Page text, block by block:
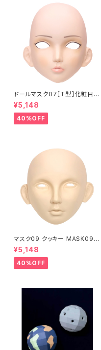
ドールマスク07［T型］化粧目穴
処理済 MASK07 [DOLL T] O
pening eye hole and make
up
¥5,148
40%OFF
マスク09 クッキー MASK09
“COOKIE”
¥5,148
40%OFF